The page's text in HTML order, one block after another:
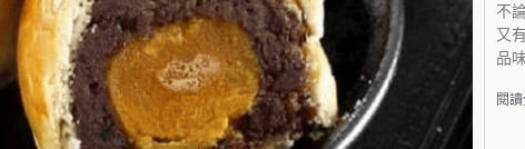
不
又
品
閱